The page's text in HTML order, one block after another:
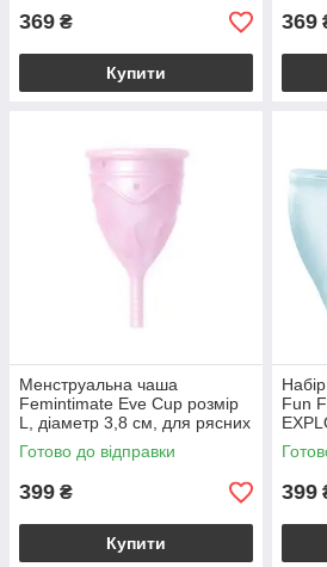
369 ₴
Купити
369
Менструальна чаша
Femintimate Eve Cup розмір
L, діаметр 3,8 см, для рясних
виділень
Готово до відправки
399 ₴
Купити
Fun
20
399